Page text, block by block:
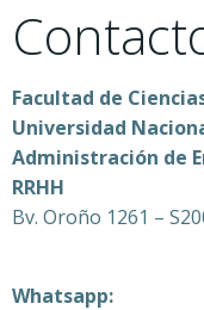
Facultad de
Universidad
Administración de
RRHH
Bv. Oroño 1261 –
Whatsapp: